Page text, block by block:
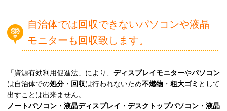
自治体では回収できないパソコンや液晶
モニターも回収致します。
「資源有効利用促進法」により、 ディスプレイモニターやパソコン
は自治体での処分 ・ 回収は行われないため不燃物 ・ 粗大ゴミ として
出すことは出来ません。
ノートパソコン・液晶ディスプレイ・デスクトップパソコン・液晶